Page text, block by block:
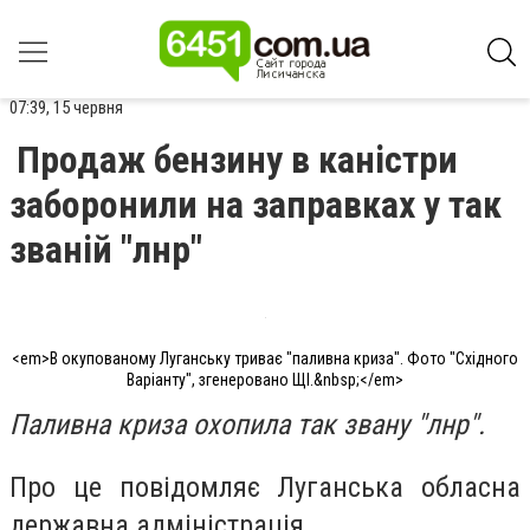
07:39, 15 червня
Продаж бензину в каністри
заборонили на заправках у так
званій "лнр"
<em>В окупованому Луганську триває "паливна криза". Фото "Східного
Варіанту", згенеровано ЩІ.&nbsp;</em>
Паливна криза охопила так звану "лнр".
Про це повідомляє Луганська обласна